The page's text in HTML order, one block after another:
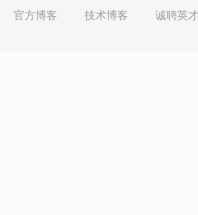
官方博客 技术博客 诚聘英才